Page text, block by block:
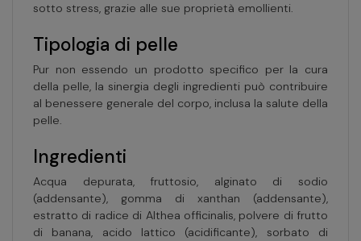
sotto stress, grazie alle sue proprietà emollienti.
Tipologia di pelle
Pur non essendo un prodotto specifico per la cura
della pelle, la sinergia degli ingredienti può contribuire
al benessere generale del corpo, inclusa la salute della
pelle.
Ingredienti
Acqua depurata, fruttosio, alginato di sodio
(addensante), gomma di xanthan (addensante),
estratto di radice di Althea officinalis, polvere di frutto
di banana, acido lattico (acidificante), sorbato di